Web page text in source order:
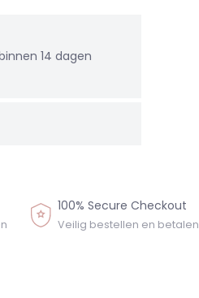
14 dagen
100% Secure Checkout
Veilig bestellen en betalen